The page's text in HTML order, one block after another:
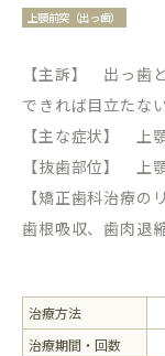
上顎前突（出っ歯）
【主訴】 出っ歯
できれば目立たな
【主な症状】
【抜歯部位】 上
【矯正歯科治療の
歯根吸収、歯肉退
治療方法
治療期間・回数